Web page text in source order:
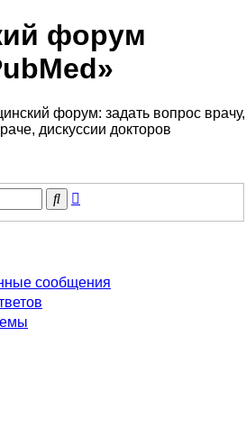
форум
форум: задать вопрос врачу,
дискуссии докторов
Поиск
сообщения